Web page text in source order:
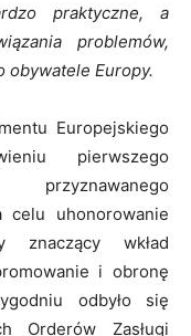
praktyczne, a
problemów,
obywatele Europy.
Europejskiego
pierwszego
celu uhonorowanie
znaczący wkład
i obronę
odbyło się
Orderów Zasługi